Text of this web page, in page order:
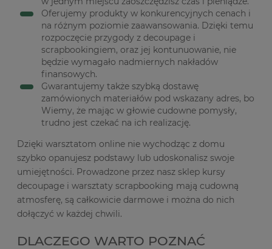
Oferujemy produkty w konkurencyjnych cenach i
na różnym poziomie zaawansowania. Dzięki temu
rozpoczęcie przygody z decoupage i
scrapbookingiem, oraz jej kontunuowanie, nie
będzie wymagało nadmiernych nakładów
finansowych.
Gwarantujemy także szybką dostawę
zamówionych materiałów pod wskazany adres, bo
Wiemy, że mając w głowie cudowne pomysły,
trudno jest czekać na ich realizację.
Dzięki warsztatom online nie wychodząc z domu
szybko opanujesz podstawy lub udoskonalisz swoje
umiejętności. Prowadzone przez nasz sklep kursy
decoupage i warsztaty scrapbooking mają cudowną
atmosferę, są całkowicie darmowe i można do nich
dołączyć w każdej chwili.
DLACZEGO WARTO POZNAĆ